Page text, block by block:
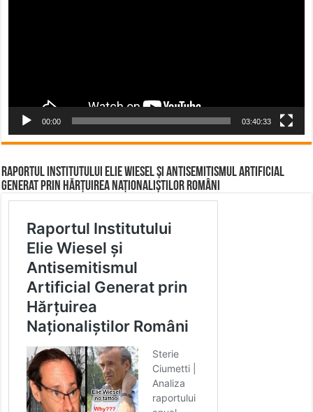
00:00 03:40:33
Raportul Institutului Elie Wiesel și Antisemitismul Artificial
Generat prin Hărțuirea Naționaliștilor Români